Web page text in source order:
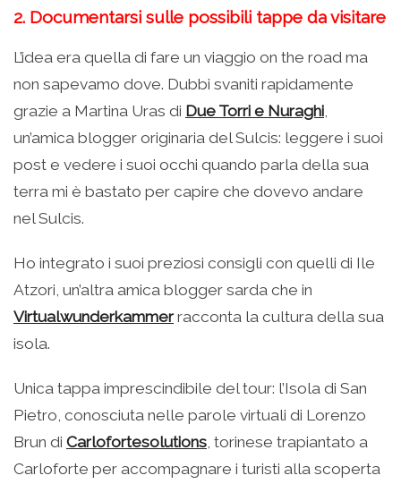
2. Documentarsi sulle possibili tappe da visitare
L’idea era quella di fare un viaggio on the road ma
non sapevamo dove. Dubbi svaniti rapidamente
grazie a Martina Uras di Due Torri e Nuraghi,
un’amica blogger originaria del Sulcis: leggere i suoi
post e vedere i suoi occhi quando parla della sua
terra mi è bastato per capire che dovevo andare
nel Sulcis.
Ho integrato i suoi preziosi consigli con quelli di Ile
Atzori, un’altra amica blogger sarda che in
Virtualwunderkammer racconta la cultura della sua
isola.
Unica tappa imprescindibile del tour: l’Isola di San
Pietro, conosciuta nelle parole virtuali di Lorenzo
Brun di Carlofortesolutions, torinese trapiantato a
Carloforte per accompagnare i turisti alla scoperta